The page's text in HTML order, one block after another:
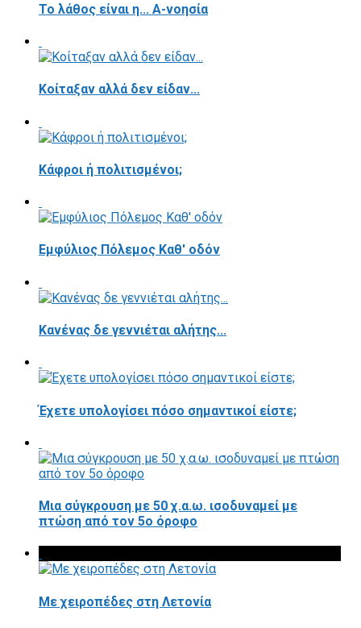
Το λάθος είναι η... Α-νοησία
Κοίταξαν αλλά δεν είδαν...
Κάφροι ή πολιτισμένοι;
Εμφύλιος Πόλεμος Καθ' οδόν
Κανένας δε γεννιέται αλήτης...
Έχετε υπολογίσει πόσο σημαντικοί είστε;
Μια σύγκρουση με 50 χ.α.ω. ισοδυναμεί με
πτώση από τον 5ο όροφο
Με χειροπέδες στη Λετονία